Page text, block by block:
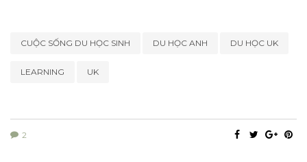
CUỘC SỐNG DU HỌC SINH DU HỌC ANH DU HỌC UK
LEARNING UK
2